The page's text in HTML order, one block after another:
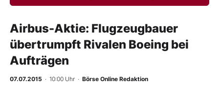
Anlageprodukte
Finanz-Check
Abo & Shop
Airbus-Aktie: Flugzeugbauer
übertrumpft Rivalen Boeing bei
Aufträgen
07.07.2015 · 10:00 Uhr · Börse Online Redaktion